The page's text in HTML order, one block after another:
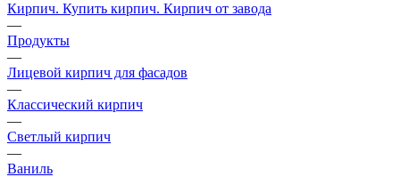
Кирпич. Купить кирпич. Кирпич от завода
—
Продукты
—
Лицевой кирпич для фасадов
—
Классический кирпич
—
Светлый кирпич
—
Ваниль